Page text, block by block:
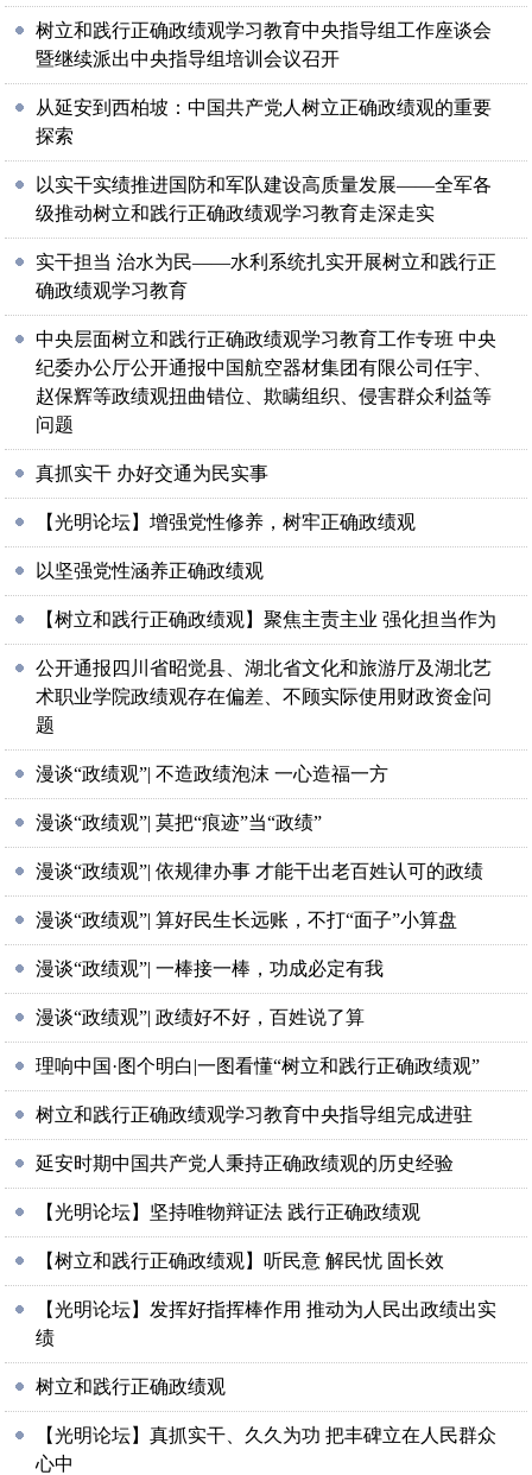
树立和践行正确政绩观学习教育中央指导组工作座谈会
暨继续派出中央指导组培训会议召开
从延安到西柏坡：中国共产党人树立正确政绩观的重要
探索
以实干实绩推进国防和军队建设高质量发展——全军各
级推动树立和践行正确政绩观学习教育走深走实
实干担当 治水为民——水利系统扎实开展树立和践行正
确政绩观学习教育
中央层面树立和践行正确政绩观学习教育工作专班 中央
纪委办公厅公开通报中国航空器材集团有限公司任宇、
赵保辉等政绩观扭曲错位、欺瞒组织、侵害群众利益等
问题
真抓实干 办好交通为民实事
【光明论坛】增强党性修养，树牢正确政绩观
以坚强党性涵养正确政绩观
【树立和践行正确政绩观】聚焦主责主业 强化担当作为
公开通报四川省昭觉县、湖北省文化和旅游厅及湖北艺
术职业学院政绩观存在偏差、不顾实际使用财政资金问
题
漫谈“政绩观”| 不造政绩泡沫 一心造福一方
漫谈“政绩观”| 莫把“痕迹”当“政绩”
漫谈“政绩观”| 依规律办事 才能干出老百姓认可的政绩
漫谈“政绩观”| 算好民生长远账，不打“面子”小算盘
漫谈“政绩观”| 一棒接一棒，功成必定有我
漫谈“政绩观”| 政绩好不好，百姓说了算
理响中国·图个明白|一图看懂“树立和践行正确政绩观”
树立和践行正确政绩观学习教育中央指导组完成进驻
延安时期中国共产党人秉持正确政绩观的历史经验
【光明论坛】坚持唯物辩证法 践行正确政绩观
【树立和践行正确政绩观】听民意 解民忧 固长效
【光明论坛】发挥好指挥棒作用 推动为人民出政绩出实
绩
树立和践行正确政绩观
【光明论坛】真抓实干、久久为功 把丰碑立在人民群众
心中